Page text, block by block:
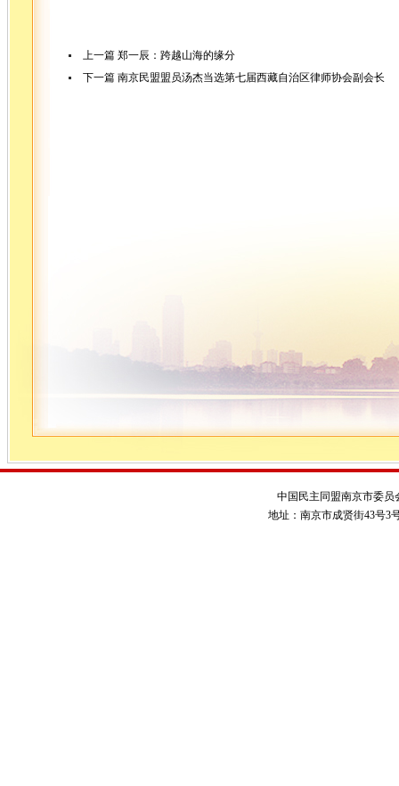
上一篇 郑一辰：跨越山海的缘分
下一篇 南京民盟盟员汤杰当选第七届西藏自治区律师协会副会长
中国民主同盟南京市委员
地址：南京市成贤街43号3